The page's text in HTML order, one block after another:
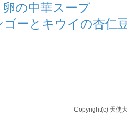
卵の中華スープ
ゴーとキウイの杏仁
Copyright(c) 天使